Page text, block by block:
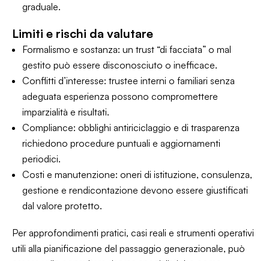
graduale.
Limiti e rischi da valutare
Formalismo e sostanza: un trust “di facciata” o mal
gestito può essere disconosciuto o inefficace.
Conflitti d’interesse: trustee interni o familiari senza
adeguata esperienza possono compromettere
imparzialità e risultati.
Compliance: obblighi antiriciclaggio e di trasparenza
richiedono procedure puntuali e aggiornamenti
periodici.
Costi e manutenzione: oneri di istituzione, consulenza,
gestione e rendicontazione devono essere giustificati
dal valore protetto.
Per approfondimenti pratici, casi reali e strumenti operativi
utili alla pianificazione del passaggio generazionale, può